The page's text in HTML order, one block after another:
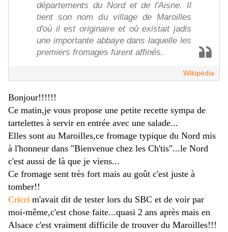
départements du Nord et de l'Aisne. Il
tient son nom du village de Maroilles
d'où il est originaire et où existait jadis
une importante abbaye dans laquelle les
premiers fromages furent affinés.
Wikipédia
Bonjour!!!!!!
Ce matin,je vous propose une petite recette sympa de
tartelettes à servir en entrée avec une salade...
Elles sont au Maroilles,ce fromage typique du Nord mis
à l'honneur dans "Bienvenue chez les Ch'tis"...le Nord
c'est aussi de là que je viens...
Ce fromage sent très fort mais au goût c'est juste à
tomber!!
Cricri m'avait dit de tester lors du SBC et de voir par
moi-même,c'est chose faite...quasi 2 ans après mais en
Alsace c'est vraiment difficile de trouver du Maroilles!!!